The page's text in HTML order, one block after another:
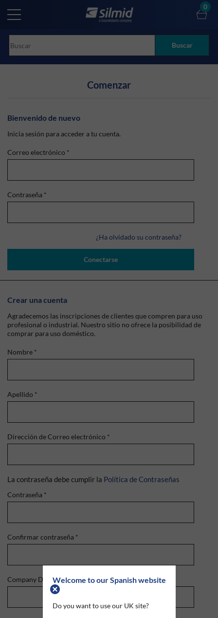
Welcome to our Spanish website
Do you want to use our UK site?
main
Buscar
0
Comenzar
Bienvenido de nuevo
Inicia sesión para acceder a tu cuenta.
Correo electrónico *
Contraseña *
¿Ha olvidado su contraseña?
Conectarse
Crear una cuenta
Agradecemos las inscripciones de clientes que compren para uso
profesional o industrial. Nuestro sitio no ofrece la posibilidad de
comprar para uso doméstico.
Nombre *
Apellido *
Dirección de Correo electrónico *
La contraseña debe cumplir la Política de Contraseñas
Contraseña *
Confirmar contraseña *
Company Domain*